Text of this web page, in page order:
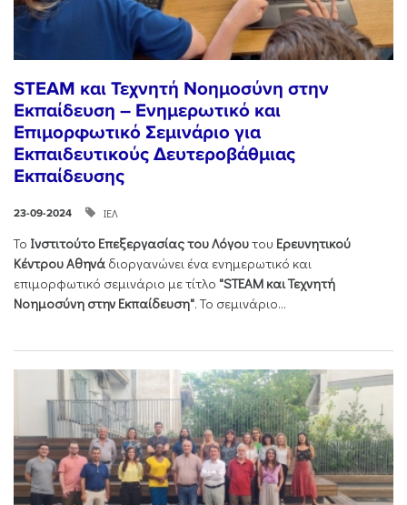
STEAM και Τεχνητή Νοημοσύνη στην
Εκπαίδευση – Ενημερωτικό και
Επιμορφωτικό Σεμινάριο για
Εκπαιδευτικούς Δευτεροβάθμιας
Εκπαίδευσης
23-09-2024 ΙΕΛ
Το Ινστιτούτο Επεξεργασίας του Λόγουτου Ερευνητικού
Κέντρου Αθηνά διοργανώνει ένα ενημερωτικό και
επιμορφωτικό σεμινάριο με τίτλο "STEAM και Τεχνητή
Νοημοσύνη στην Εκπαίδευση". Το σεμινάριο...